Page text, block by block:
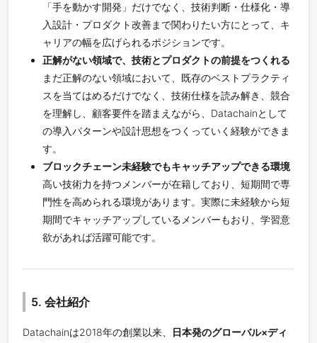
「手を動かす開発」だけでなく、技術判断・仕様化・導
入設計・プロダクト改善まで関わりたい方にとって、キ
ャリアの幅を広げられるポジションです。
正解がない領域で、技術とプロダクトの前提をつくれる
まだ正解のない領域において、既存のベストプラクティ
スを当てはめるだけでなく、技術仕様を読み解き、競合
を理解し、顧客要件を踏まえながら、Datachainとして
の導入パターンや設計思想をつくっていく経験ができま
す。
ブロックチェーン未経験でもキャッチアップできる環境
高い技術力を持つメンバーが在籍しており、短期間で専
門性を高められる環境があります。実際に未経験から短
期間でキャッチアップしているメンバーもおり、学習意
欲があれば活躍可能です。
5. 会社紹介
Datachainは2018年の創業以来、
日本発のグローバル×ディ